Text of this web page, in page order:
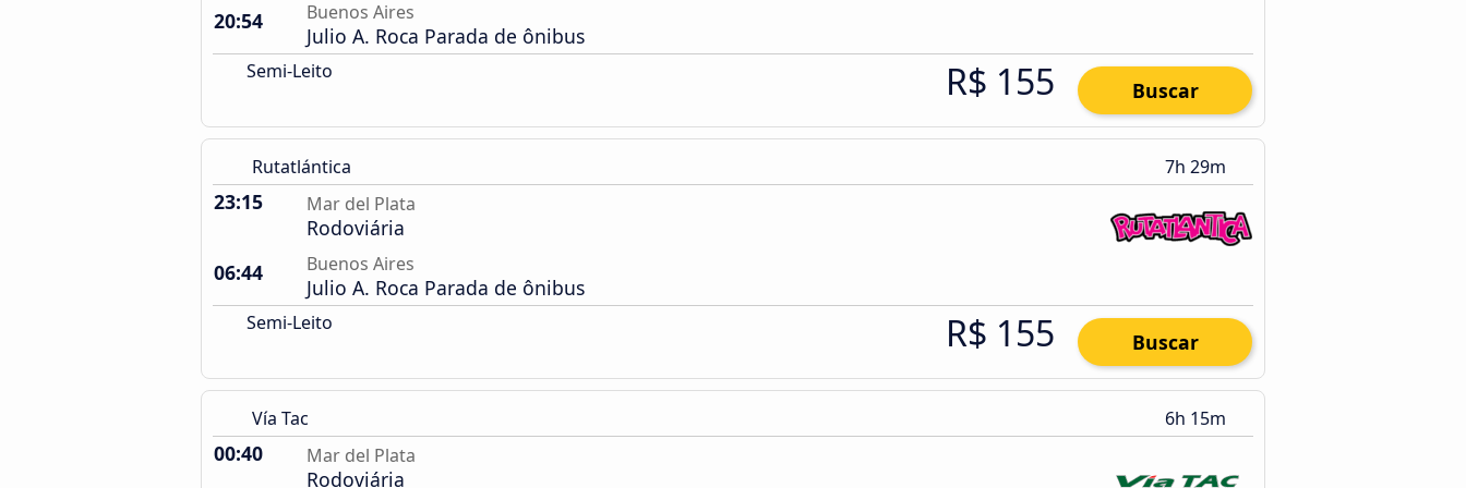
20:54 Buenos Aires
Julio A. Roca Parada de ônibus
Semi-Leito R$ 155 Buscar
Rutatlántica 7h 29m
23:15 Mar del Plata
Rodoviária
06:44
Buenos Aires
Julio A. Roca Parada de ônibus
Semi-Leito R$ 155 Buscar
Vía Tac 6h 15m
00:40 Mar del Plata
Rodoviária